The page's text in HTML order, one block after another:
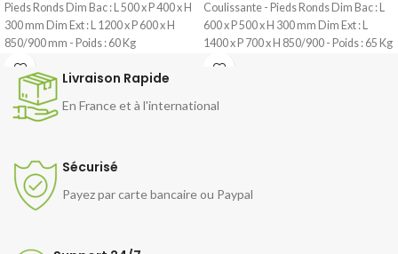
Pieds Ronds Dim Bac : L 500 x P 400 x H
300 mm Dim Ext : L 1200 x P 600 x H
850/900 mm - Poids : 60 Kg
Coulissante - Pieds Ronds Dim Bac : L
600 x P 500 x H 300 mm Dim Ext : L
1400 x P 700 x H 850/900 - Poids : 65 Kg
Livraison Rapide
En France et à l'international
Sécurisé
Payez par carte bancaire ou Paypal